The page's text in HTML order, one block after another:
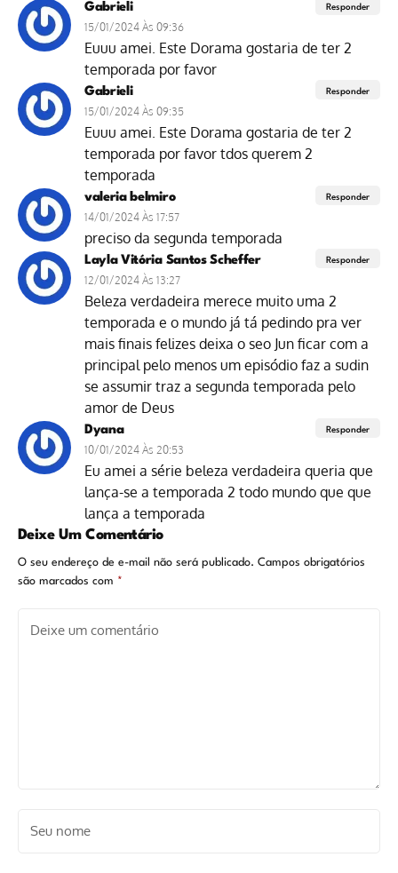
Gabrieli
15/01/2024 Às 09:36
Euuu amei. Este Dorama gostaria de ter 2
temporada por favor
Responder
Gabrieli
15/01/2024 Às 09:35
Euuu amei. Este Dorama gostaria de ter 2
temporada por favor tdos querem 2
temporada
Responder
valeria belmiro
14/01/2024 Às 17:57
preciso da segunda temporada
Responder
Layla Vitória Santos Scheffer
12/01/2024 Às 13:27
Beleza verdadeira merece muito uma 2
temporada e o mundo já tá pedindo pra ver
mais finais felizes deixa o seo Jun ficar com a
principal pelo menos um episódio faz a sudin
se assumir traz a segunda temporada pelo
amor de Deus
Responder
Dyana
10/01/2024 Às 20:53
Eu amei a série beleza verdadeira queria que
lança-se a temporada 2 todo mundo que que
lança a temporada
Responder
Deixe Um Comentário
O seu endereço de e-mail não será publicado. Campos obrigatórios
são marcados com *